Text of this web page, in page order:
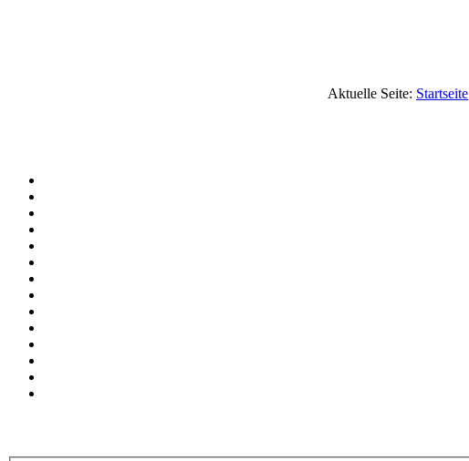
Aktuelle Seite: Startseite